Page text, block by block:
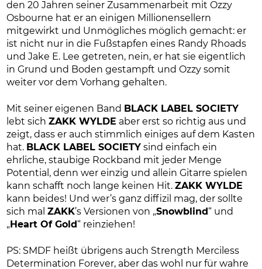
den 20 Jahren seiner Zusammenarbeit mit Ozzy
Osbourne hat er an einigen Millionensellern
mitgewirkt und Unmögliches möglich gemacht: er
ist nicht nur in die Fußstapfen eines Randy Rhoads
und Jake E. Lee getreten, nein, er hat sie eigentlich
in Grund und Boden gestampft und Ozzy somit
weiter vor dem Vorhang gehalten.
Mit seiner eigenen Band
BLACK LABEL SOCIETY
lebt sichZAKK WYLDE aber erst so richtig aus und
zeigt, dass er auch stimmlich einiges auf dem Kasten
hat. BLACK LABEL SOCIETY sind einfach ein
ehrliche, staubige Rockband mit jeder Menge
Potential, denn wer einzig und allein Gitarre spielen
kann schafft noch lange keinen Hit.ZAKK WYLDE
kann beides! Und wer’s ganz diffizil mag, der sollte
sich malZAKK’s Versionen von „Snowblind “ und
„ Heart Of Gold “ reinziehen!
PS: SMDF heißt übrigens auch Strength Merciless
Determination Forever, aber das wohl nur für wahre